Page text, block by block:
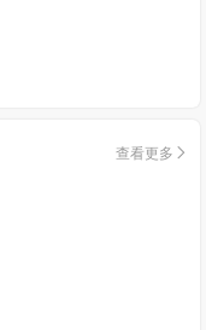
查看更多 